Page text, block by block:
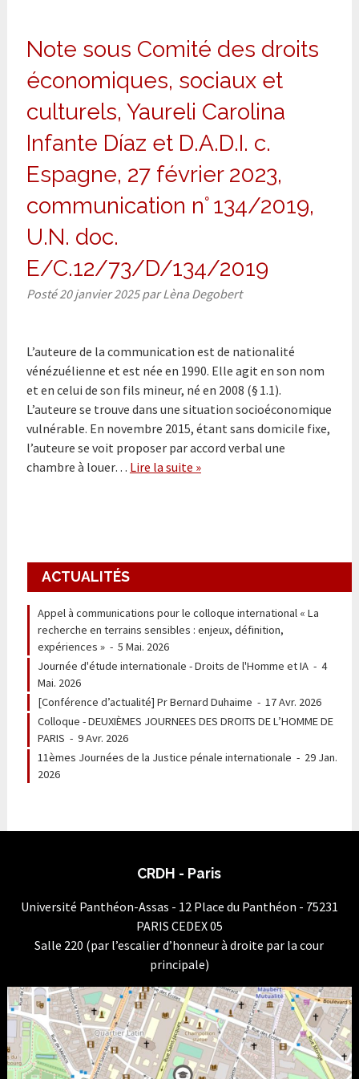
Note sous Comité des droits
économiques, sociaux et
culturels, Yaureli Carolina
Infante Díaz et D.A.D.I. c.
Espagne, 27 février 2023,
communication n° 134/2019,
U.N. doc.
E/C.12/73/D/134/2019
Posté20 janvier 2025 par Lèna Degobert
L’auteure de la communication est de nationalité
vénézuélienne et est née en 1990. Elle agit en son nom
et en celui de son fils mineur, né en 2008 (§ 1.1).
L’auteure se trouve dans une situation socioéconomique
vulnérable. En novembre 2015, étant sans domicile fixe,
l’auteure se voit proposer par accord verbal une
chambre à louer… Lire la suite »
ACTUALITÉS
Appel à communications pour le colloque international « La
recherche en terrains sensibles : enjeux, définition,
expériences »- 5 Mai. 2026
Journée d'étude internationale - Droits de l'Homme et IA- 4
Mai. 2026
[Conférence d’actualité] Pr Bernard Duhaime - 17 Avr. 2026
Colloque - DEUXIÈMES JOURNEES DES DROITS DE L’HOMME DE
PARIS - 9 Avr. 2026
11èmes Journées de la Justice pénale internationale - 29 Jan.
2026
CRDH - Paris
Université Panthéon-Assas - 12 Place du Panthéon - 75231
PARIS CEDEX 05
Salle 220 (par l’escalier d’honneur à droite par la cour
principale)